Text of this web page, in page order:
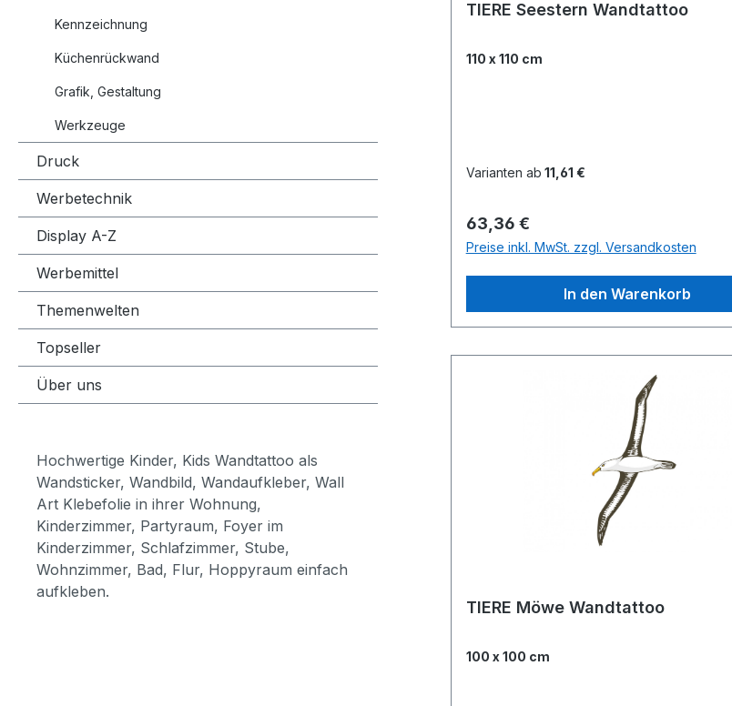
Kennzeichnung
Küchenrückwand
Grafik, Gestaltung
Werkzeuge
Druck
Werbetechnik
Display A-Z
Werbemittel
Themenwelten
Topseller
Über uns
Hochwertige Kinder, Kids Wandtattoo als
Wandsticker, Wandbild, Wandaufkleber, Wall
Art Klebefolie in ihrer Wohnung,
Kinderzimmer, Partyraum, Foyer im
Kinderzimmer, Schlafzimmer, Stube,
Wohnzimmer, Bad, Flur, Hoppyraum einfach
aufkleben.
TIERE Seestern Wandtattoo
110 x 110 cm
Varianten ab 11,61 €
Regulärer Preis:
63,36 €
Preise inkl. MwSt. zzgl. Versandkosten
In den Warenkorb
TIERE Möwe Wandtattoo
100 x 100 cm